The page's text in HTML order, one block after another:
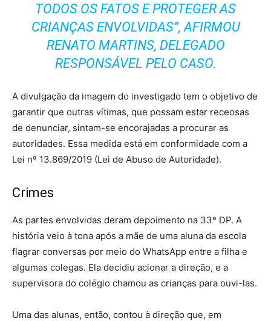
TODOS OS FATOS E PROTEGER AS
CRIANÇAS ENVOLVIDAS”, AFIRMOU
RENATO MARTINS, DELEGADO
RESPONSÁVEL PELO CASO.
A divulgação da imagem do investigado tem o objetivo de
garantir que outras vítimas, que possam estar receosas
de denunciar, sintam-se encorajadas a procurar as
autoridades. Essa medida está em conformidade com a
Lei nº 13.869/2019 (Lei de Abuso de Autoridade).
Crimes
As partes envolvidas deram depoimento na 33ª DP. A
história veio à tona após a mãe de uma aluna da escola
flagrar conversas por meio do WhatsApp entre a filha e
algumas colegas. Ela decidiu acionar a direção, e a
supervisora do colégio chamou as crianças para ouvi-las.
Uma das alunas, então, contou à direção que, em